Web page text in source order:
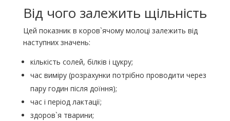
Від чого залежить щільність
Цей показник в коров`ячому молоці залежить від
наступних значень:
кількість солей, білків і цукру;
час виміру (розрахунки потрібно проводити через
пару годин після доїння);
час і період лактації;
здоров`я тварини;